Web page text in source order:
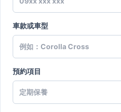
車款或車型
預約項目